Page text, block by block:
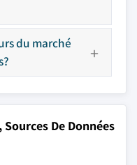
du marché
De Données